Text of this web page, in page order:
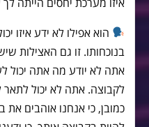
הוא אפילו לא ידע איזו
בנוכחותו. זו גם האצילות
אתה לא יודע מה אתה יכול
לקבוצה. אתה לא יכול לתאר
כמובן, כי אנחנו אוהבים